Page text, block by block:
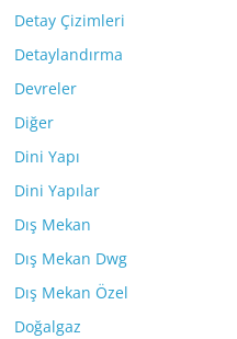
Detay Çizimleri
Detaylandırma
Devreler
Diğer
Dini Yapı
Dini Yapılar
Dış Mekan
Dış Mekan Dwg
Dış Mekan Özel
Doğalgaz